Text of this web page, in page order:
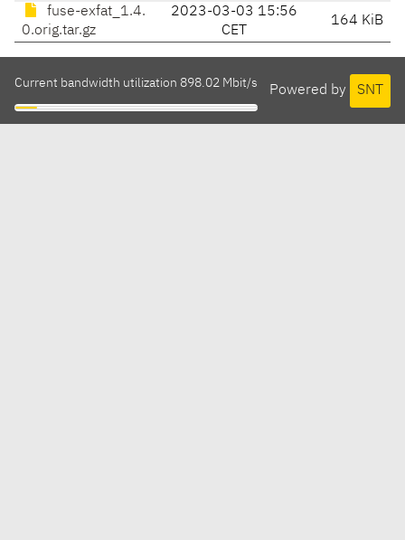
fuse-exfat_1.4.
0.orig.tar.gz
2023-03-03 15:56
CET
164 KiB
Powered by SNT
Current bandwidth utilization 898.02 Mbit/s